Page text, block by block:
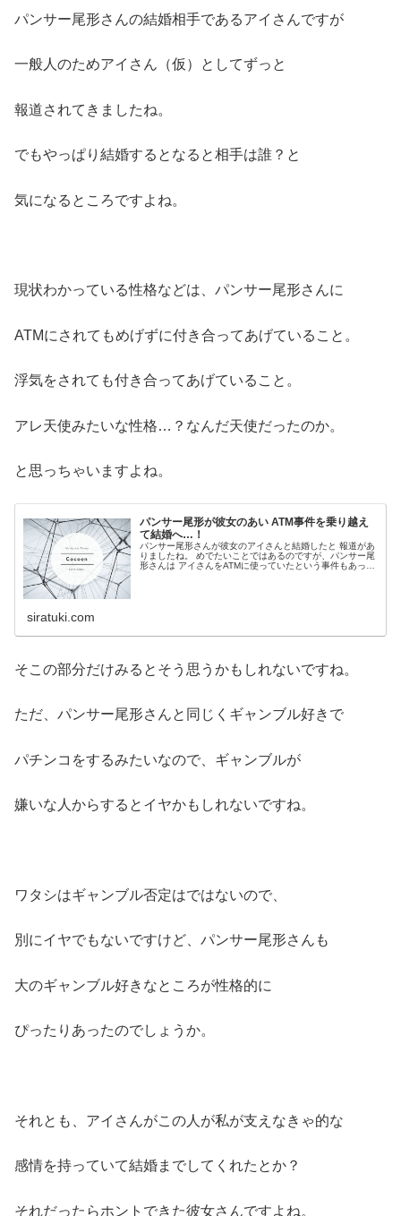
パンサー尾形さんの結婚相手であるアイさんですが
一般人のためアイさん（仮）としてずっと
報道されてきましたね。
でもやっぱり結婚するとなると相手は誰？と
気になるところですよね。
現状わかっている性格などは、パンサー尾形さんに
ATMにされてもめげずに付き合ってあげていること。
浮気をされても付き合ってあげていること。
アレ天使みたいな性格…？なんだ天使だったのか。
と思っちゃいますよね。
パンサー尾形が彼女のあい ATM事件を乗り越え
て結婚へ…！
パンサー尾形さんが彼女のアイさんと結婚したと 報道があ
りましたね。 めでたいことではあるのですが、パンサー尾
形さんは アイさんをATMに使っていたという事件もあった
siratuki.com
そこの部分だけみるとそう思うかもしれないですね。
ただ、パンサー尾形さんと同じくギャンブル好きで
パチンコをするみたいなので、ギャンブルが
嫌いな人からするとイヤかもしれないですね。
ワタシはギャンブル否定はではないので、
別にイヤでもないですけど、パンサー尾形さんも
大のギャンブル好きなところが性格的に
ぴったりあったのでしょうか。
それとも、アイさんがこの人が私が支えなきゃ的な
感情を持っていて結婚までしてくれたとか？
それだったらホントできた彼女さんですよね。